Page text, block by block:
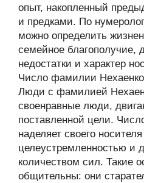
опыт, накопленный
и предками. По
можно определить
семейное благополучие,
недостатки и характер
Число фамилии
Люди с фамилией
своенравные люди,
поставленной цели.
наделяет своего
целеустремленностью и
количеством сил. Такие
общительны: они